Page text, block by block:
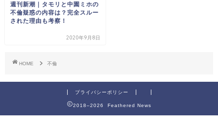
週刊新潮｜タモリと中園ミホの
不倫疑惑の内容は？完全スルー
された理由も考察！
2020年9月8日
HOME 不倫
プライバシーポリシー
2018–2026 Feathered News